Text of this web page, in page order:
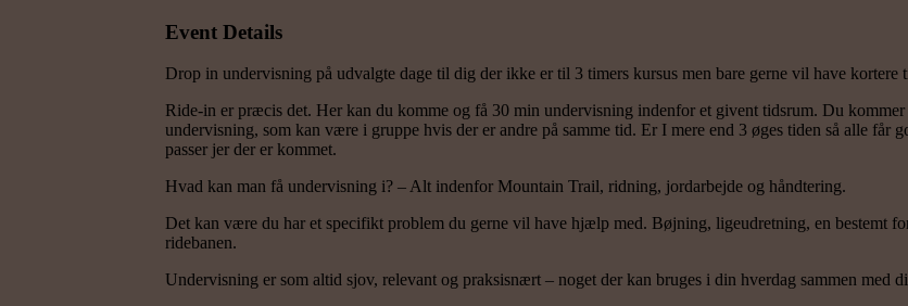
Event Details
Drop in undervisning på udvalgte dage til dig der ikke er til 3 timers kursus men bare gerne vil have kortere
Ride-in er præcis det. Her kan du komme og få 30 min undervisning indenfor et givent tidsrum. Du
undervisning, som kan være i gruppe hvis der er andre på samme tid. Er I mere end 3 øges tiden så alle får
passer jer der er kommet.
Hvad kan man få undervisning i? – Alt indenfor Mountain Trail, ridning, jordarbejde og håndtering.
Det kan være du har et specifikt problem du gerne vil have hjælp med. Bøjning, ligeudretning, en bestemt
ridebanen.
Undervisning er som altid sjov, relevant og praksisnært – noget der kan bruges i din hverdag sammen med